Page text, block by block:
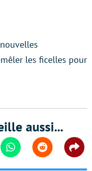
les ficelles pour
aussi...
WhatsappReddit